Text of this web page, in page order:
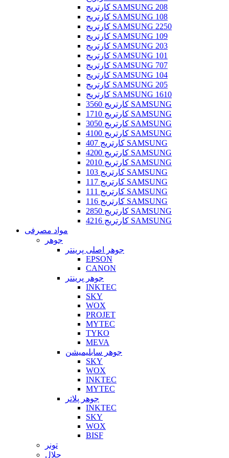
کارتریج SAMSUNG 208
کارتریج SAMSUNG 108
کارتریج SAMSUNG 2250
کارتریج SAMSUNG 109
کارتریج SAMSUNG 203
کارتریج SAMSUNG 101
کارتریج SAMSUNG 707
کارتریج SAMSUNG 104
کارتریج SAMSUNG 205
کارتریج SAMSUNG 1610
کارتریج 3560 SAMSUNG
کارتریج 1710 SAMSUNG
کارتریج 3050 SAMSUNG
کارتریج 4100 SAMSUNG
کارتریج 407 SAMSUNG
کارتریج 4200 SAMSUNG
کارتریج 2010 SAMSUNG
کارتریج 103 SAMSUNG
کارتریج 117 SAMSUNG
کارتریج 111 SAMSUNG
کارتریج 116 SAMSUNG
کارتریج 2850 SAMSUNG
کارتریج 4216 SAMSUNG
مواد مصرفی
جوهر
جوهر اصلی پرینتر
EPSON
CANON
جوهر پرینتر
INKTEC
SKY
WOX
PROJET
MYTEC
TYKO
MEVA
جوهر سابلیمیشن
SKY
WOX
INKTEC
MYTEC
جوهر پلاتر
INKTEC
SKY
WOX
BISF
تونر
حلال